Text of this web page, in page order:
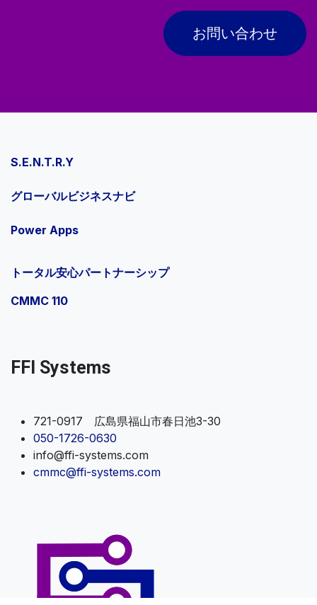
お問い合わせ
S.E.N.T.R.Y
グローバルビジネスナビ
Power Apps
トータル安心パートナーシップ
CMMC 110
FFI Systems
721-0917 広島県福山市春日池3-30
050-1726-0630
info@ffi-systems.com
cmmc@ffi-systems.com